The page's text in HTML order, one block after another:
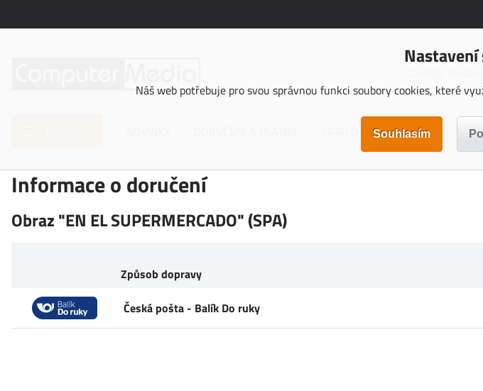
Náš web potřebuje pro svou správnou funkci soubory cookies, které
KATALOGY KE STAŽENÍ
Informace o doručení
Obraz "EN EL SUPERMERCADO" (SPA)
Způsob dopravy
Česká pošta - Balík Do ruky